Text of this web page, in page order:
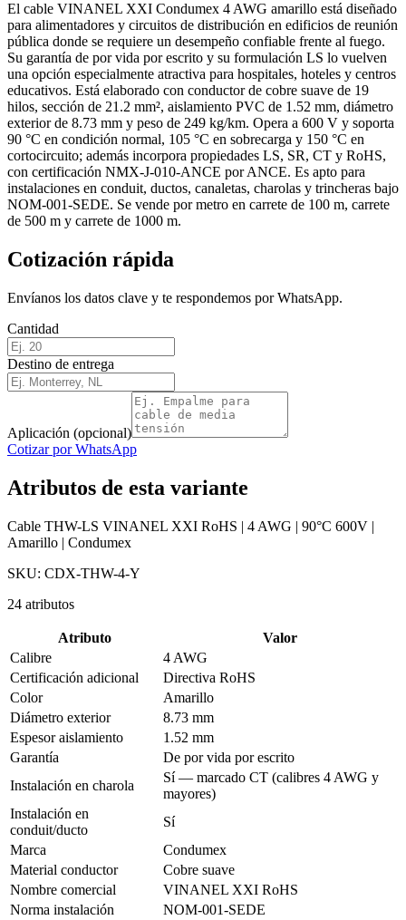
El cable VINANEL XXI Condumex 4 AWG amarillo está diseñado
para alimentadores y circuitos de distribución en edificios de reunión
pública donde se requiere un desempeño confiable frente al fuego.
Su garantía de por vida por escrito y su formulación LS lo vuelven
una opción especialmente atractiva para hospitales, hoteles y centros
educativos. Está elaborado con conductor de cobre suave de 19
hilos, sección de 21.2 mm², aislamiento PVC de 1.52 mm, diámetro
exterior de 8.73 mm y peso de 249 kg/km. Opera a 600 V y soporta
90 °C en condición normal, 105 °C en sobrecarga y 150 °C en
cortocircuito; además incorpora propiedades LS, SR, CT y RoHS,
con certificación NMX-J-010-ANCE por ANCE. Es apto para
instalaciones en conduit, ductos, canaletas, charolas y trincheras bajo
NOM-001-SEDE. Se vende por metro en carrete de 100 m, carrete
de 500 m y carrete de 1000 m.
Cotización rápida
Envíanos los datos clave y te respondemos por WhatsApp.
Cantidad
Destino de entrega
Aplicación (opcional)
Cotizar por WhatsApp
Atributos de esta variante
Cable THW-LS VINANEL XXI RoHS | 4 AWG | 90°C 600V |
Amarillo | Condumex
SKU: CDX-THW-4-Y
24 atributos
Atributo
Valor
Calibre
4 AWG
Certificación adicional
Directiva RoHS
Color
Amarillo
Diámetro exterior
8.73 mm
Espesor aislamiento
1.52 mm
Garantía
De por vida por escrito
Instalación en charola
Sí — marcado CT (calibres 4 AWG y
mayores)
Instalación en
conduit/ducto
Sí
Marca
Condumex
Material conductor
Cobre suave
Nombre comercial
VINANEL XXI RoHS
Norma instalación
NOM-001-SEDE